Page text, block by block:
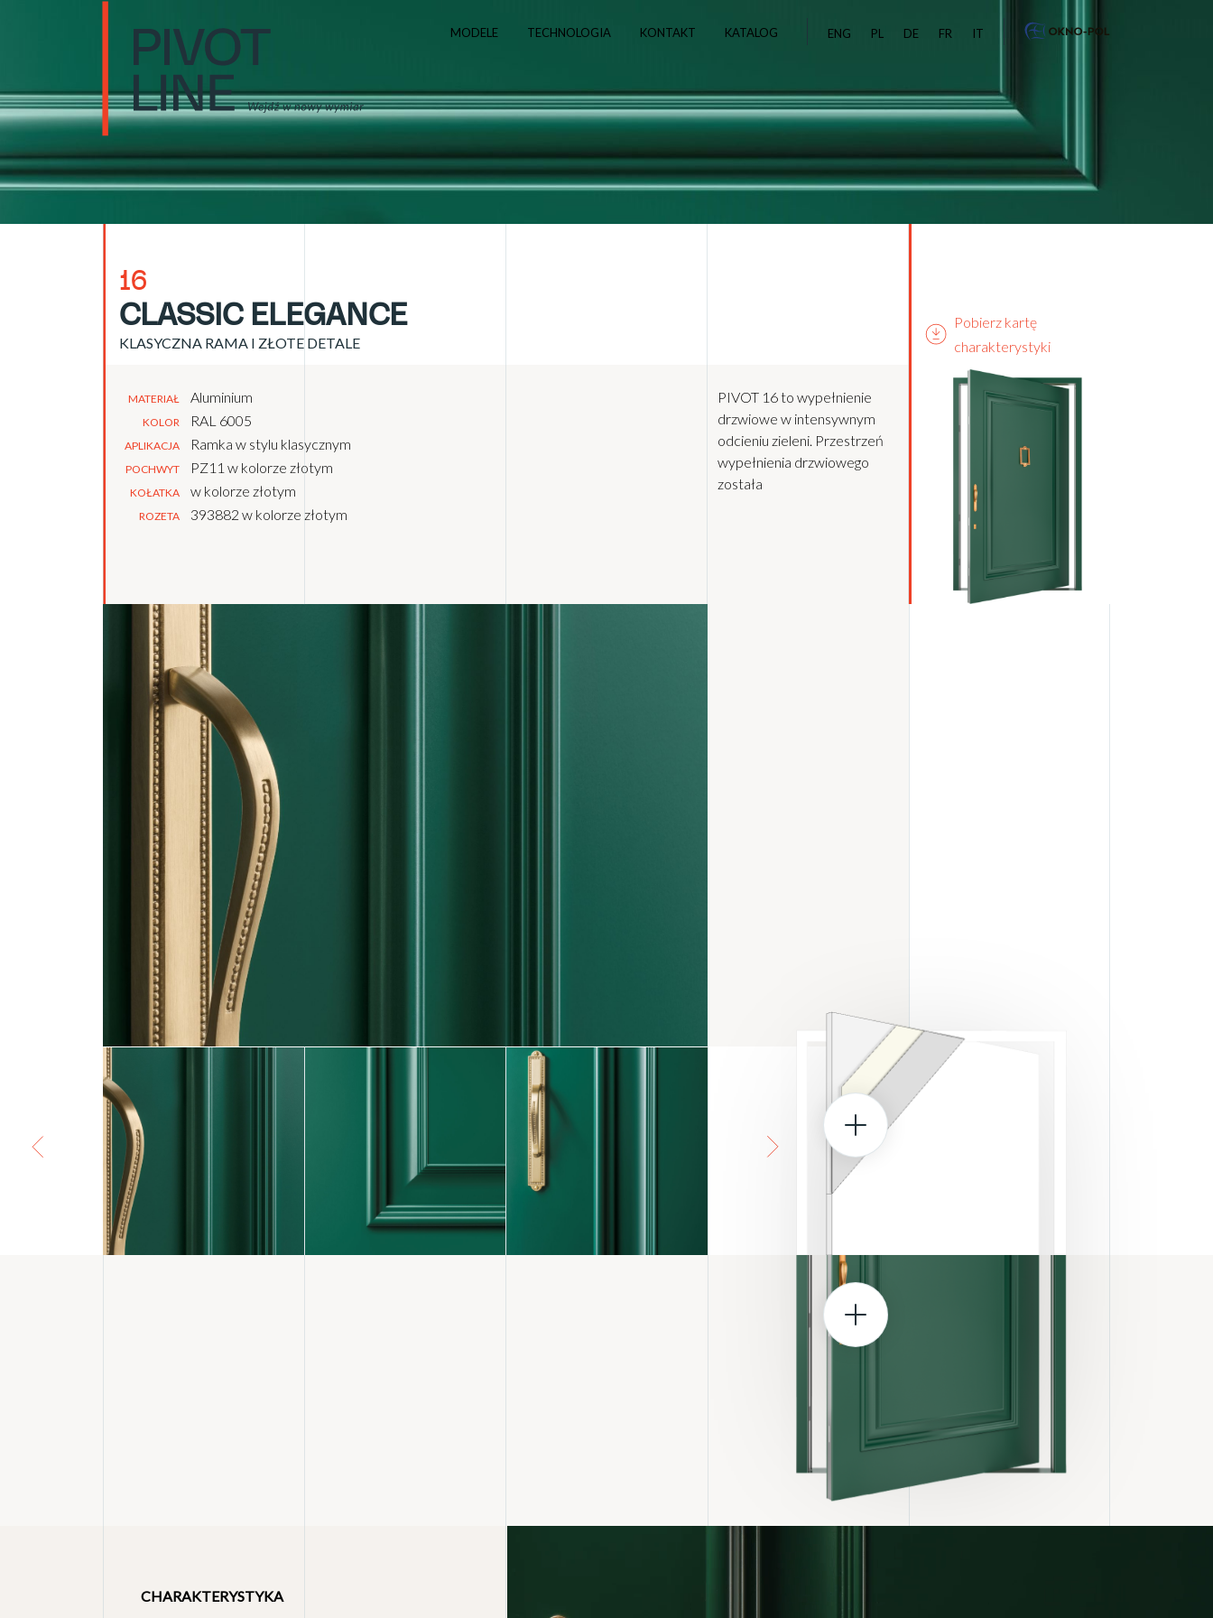
MODELE TECHNOLOGIA KONTAKT KATALOG ENG PL DE FR IT
16
CLASSIC ELEGANCE
KLASYCZNA RAMA I ZŁOTE DETALE
MATERIAŁ Aluminium
KOLOR RAL 6005
APLIKACJA Ramka w stylu klasycznym
POCHWYT PZ11 w kolorze złotym
KOŁATKA w kolorze złotym
ROZETA 393882 w kolorze złotym
PIVOT 16 to wypełnienie
drzwiowe w intensywnym
odcieniu zieleni. Przestrzeń
wypełnienia drzwiowego
została
Pobierz kartę
charakterystyki
CHARAKTERYSTYKA